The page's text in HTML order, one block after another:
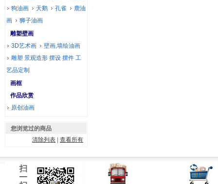
狗油画
天鹅 孔雀
鹿油
画
狮子油画
雕塑壁画
3D艺术画
壁画,墙绘油画
雕塑 景观造形 摆设 摆件 工
艺品定制
画框
作品欣赏
原创油画
您浏览过的商品
清除列表 |查看所有